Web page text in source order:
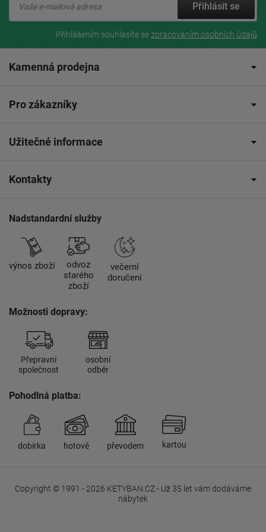
Přihlásit se
Přihlášením souhlasíte sezpracovaním osobních údajů
Kamenná prodejna
Pro zákazníky
Užitečné informace
Kontakty
Nadstandardní služby
výnos zboží
odvoz
starého
zboží
večerní
doručení
Možnosti dopravy:
Přepravní
společnost
osobní
odběr
Pohodlná platba:
dobírka hotově převodem kartou
Copyright © 1991 - 2026 KETYBAN.CZ - Už 35 let vám dodáváme
nábytek